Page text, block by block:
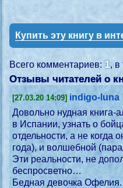
Купить эту книгу в
Всего комментариев:1, в
Отзывы читателей о
[27.03.20 14:09] indigo-luna
Довольно нудная книга-
в Испании, узнать о бойцах Сопротивления, которые, называли себя «маки», но, по видимому, я интересуюсь этими темами по
отдельности, а не когда они, смешаны, в "одном флаконе". Вариант, с
Эти реальности, не дополняли и не мешали, они только излишне усиливали друг друга, и получилось слишком мрачно, и
беспросветно…
Бедная девочка Офелия. С одной стороны, психопат, фалангист, капитан Видаль, которого она сравнила с